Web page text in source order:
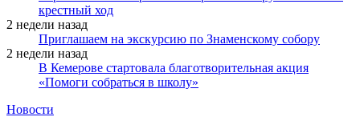
крестный ход
2 недели назад
Приглашаем на экскурсию по Знаменскому собору
2 недели назад
В Кемерове стартовала благотворительная акция
«Помоги собраться в школу»
Новости